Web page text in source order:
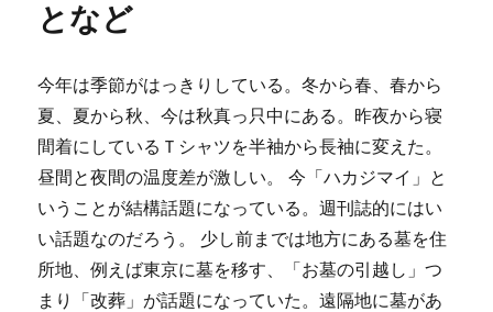
となど
今年は季節がはっきりしている。冬から春、春から
夏、夏から秋、今は秋真っ只中にある。昨夜から寝
間着にしているＴシャツを半袖から長袖に変えた。
昼間と夜間の温度差が激しい。 今「ハカジマイ」と
いうことが結構話題になっている。週刊誌的にはい
い話題なのだろう。 少し前までは地方にある墓を住
所地、例えば東京に墓を移す、「お墓の引越し」つ
まり「改葬」が話題になっていた。遠隔地に墓があ